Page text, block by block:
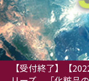
【受付終了】【